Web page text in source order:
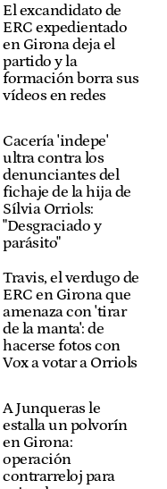
El excandidato de
ERC expedientado
en Girona deja el
partido y la
formación borra sus
vídeos en redes
Cacería 'indepe'
ultra contra los
denunciantes del
fichaje de la hija de
Sílvia Orriols:
"Desgraciado y
parásito"
Travis, el verdugo de
ERC en Girona que
amenaza con 'tirar
de la manta': de
hacerse fotos con
Vox a votar a Orriols
A Junqueras le
estalla un polvorín
en Girona:
operación
contrarreloj para